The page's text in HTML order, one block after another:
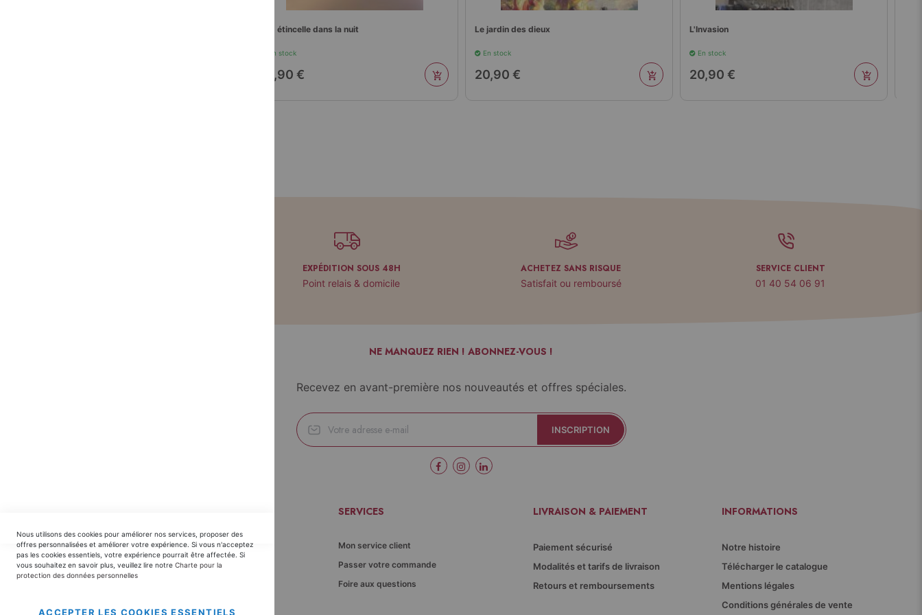
Iris, étincelle dans la nuit
En stock
16,90 €
Le jardin des dieux
En stock
20,90 €
L'Invasion
En stock
20,90 €
EXPÉDITION SOUS 48H
Point relais & domicile
ACHETEZ SANS RISQUE
Satisfait ou remboursé
SERVICE CLIENT
01 40 54 06 91
NE MANQUEZ RIEN ! ABONNEZ-VOUS !
Recevez en avant-première nos nouveautés et offres spéciales.
INSCRIPTION
Horaires SAV :
du Lundi au Jeudi : 9h30 -12h30 / 14h - 17h30
Vendredi : 9h30 - 12h30 / 14h - 16h00
01.40.54.06.91
SERVICES
Mon service client
Passer votre commande
Foire aux questions
LIVRAISON & PAIEMENT
Paiement sécurisé
Modalités et tarifs de livraison
Retours et remboursements
INFORMATIONS
Notre histoire
Télécharger le catalogue
Mentions légales
Conditions générales de vente
Nous utilisons des cookies pour améliorer nos services, proposer des
offres personnalisées et améliorer votre expérience. Si vous n'acceptez
pas les cookies essentiels, votre expérience pourrait être affectée. Si
vous souhaitez en savoir plus, veuillez lire notre Charte pour la
protection des données personnelles
ACCEPTER LES COOKIES ESSENTIELS